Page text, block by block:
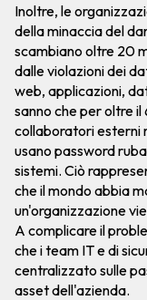
Inoltre, le
della minaccia del
scambiano oltre 20
dalle violazioni dei
web, applicazioni,
sanno che per oltre
collaboratori esterni
usano password
sistemi. Ciò
che il mondo abbia
un'organizzazione
A complicare il
che i team IT e di
centralizzato sulle
asset dell'azienda.